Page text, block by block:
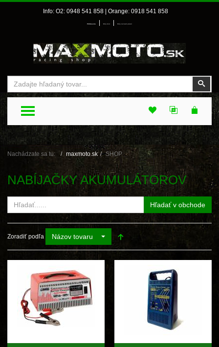
Info: O2: 0948 541 858 | Orange: 0918 541 858
Prihlásenie Môj účet Môj zoznam prianí
TOGGLE MENU
Nachádzate sa tu: maxmoto.sk SHOP
NABÍJAČKY AKUMULÁTOROV
Hľadať v obchode
Zoradiť podľa Názov tovaru